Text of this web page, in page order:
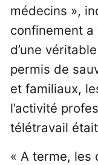
médecins »,
confinement
d’une
permis de
et familiaux,
l’activité
télétravail
« A terme, les